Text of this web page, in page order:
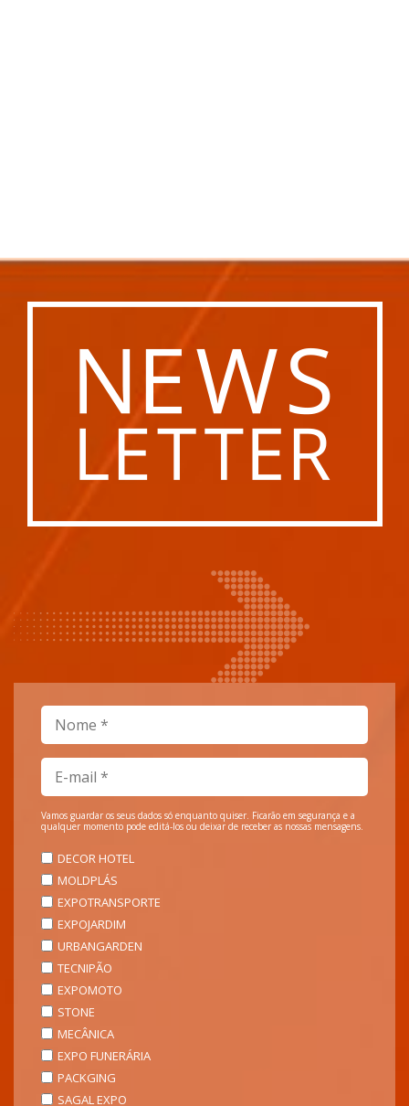
Vamos guardar os seus dados só enquanto quiser. Ficarão em segurança e a
qualquer momento pode editá-los ou deixar de receber as nossas mensagens.
DECOR HOTEL
MOLDPLÁS
EXPOTRANSPORTE
EXPOJARDIM
URBANGARDEN
TECNIPÃO
EXPOMOTO
STONE
MECÂNICA
EXPO FUNERÁRIA
PACKGING
SAGAL EXPO